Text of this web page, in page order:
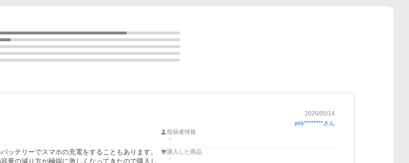
2026/05/14
yos********さん
ッテリーでスマホの充電をすることもあります。
量の減り方が極端に激しくなってきたので購入し
投稿者情報
-
購入した商品
-